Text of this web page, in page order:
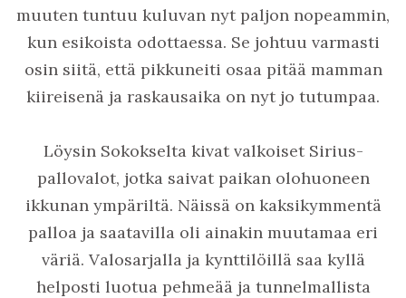
muuten tuntuu kuluvan nyt paljon nopeammin,
kun esikoista odottaessa. Se johtuu varmasti
osin siitä, että pikkuneiti osaa pitää mamman
kiireisenä ja raskausaika on nyt jo tutumpaa.
Löysin Sokokselta kivat valkoiset Sirius-
pallovalot, jotka saivat paikan olohuoneen
ikkunan ympäriltä. Näissä on kaksikymmentä
palloa ja saatavilla oli ainakin muutamaa eri
väriä. Valosarjalla ja kynttilöillä saa kyllä
helposti luotua pehmeää ja tunnelmallista